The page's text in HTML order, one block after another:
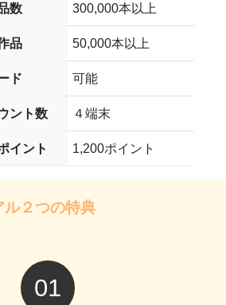
数 300,000本以上
品 50,000本以上
ド 可能
ント数 ４端末
イント 1,200ポイント
２つの特典
01